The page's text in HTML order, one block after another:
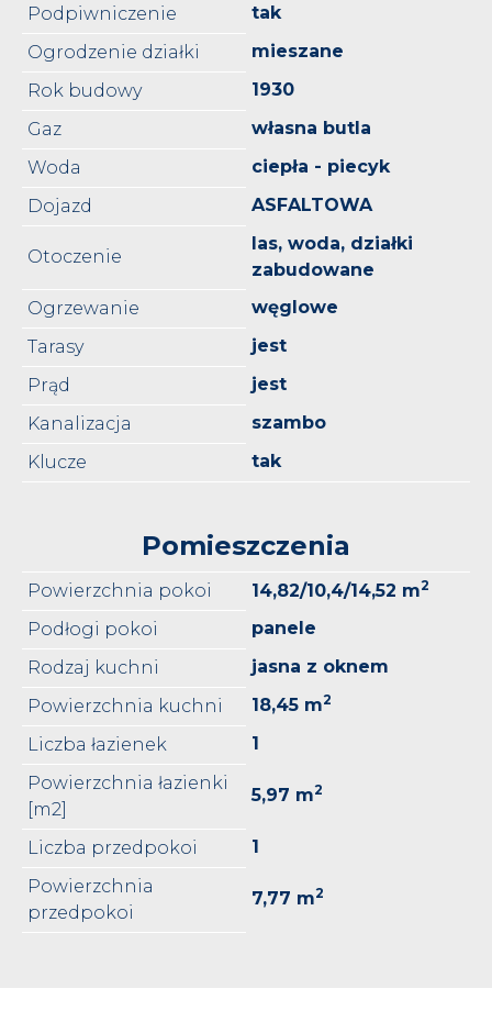
Podpiwniczenie
tak
Ogrodzenie działki
mieszane
Rok budowy
1930
Gaz
własna butla
Woda
ciepła - piecyk
Dojazd
ASFALTOWA
Otoczenie
las, woda, działki
zabudowane
Ogrzewanie
węglowe
Tarasy
jest
Prąd
jest
Kanalizacja
szambo
Klucze
tak
Pomieszczenia
Powierzchnia pokoi 14,82/10,4/14,52 m2
Podłogi pokoi
panele
Rodzaj kuchni
jasna z oknem
Powierzchnia kuchni
18,45 m2
Liczba łazienek
1
Powierzchnia łazienki
[m2]
5,97 m2
Liczba przedpokoi
1
Powierzchnia
przedpokoi
7,77 m2